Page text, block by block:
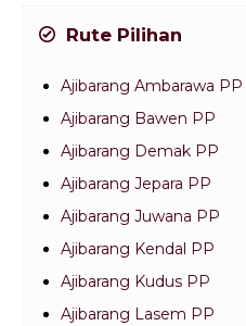
Rute Pilihan
Ajibarang Ambarawa PP
Ajibarang Bawen PP
Ajibarang Demak PP
Ajibarang Jepara PP
Ajibarang Juwana PP
Ajibarang Kendal PP
Ajibarang Kudus PP
Ajibarang Lasem PP